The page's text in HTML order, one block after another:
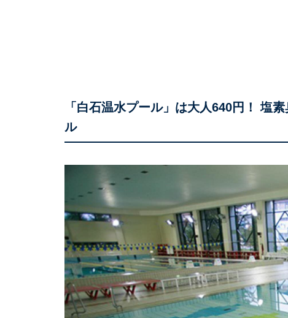
「白石温水プール」は大人640円！ 塩
ル